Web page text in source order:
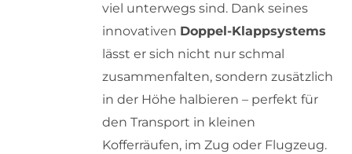
viel unterwegs sind. Dank seines
innovativen Doppel-Klappsystems
lässt er sich nicht nur schmal
zusammenfalten, sondern zusätzlich
in der Höhe halbieren – perfekt für
den Transport in kleinen
Kofferräufen, im Zug oder Flugzeug.